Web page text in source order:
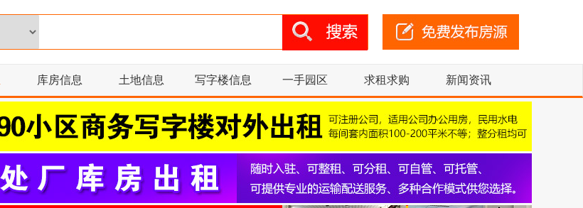
库房信息 土地信息 写字楼信息 一手园区 求租求购 新闻资讯